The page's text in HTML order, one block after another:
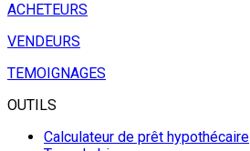
ACHETEURS
VENDEURS
TEMOIGNAGES
OUTILS
Calculateur de prêt hypothécaire